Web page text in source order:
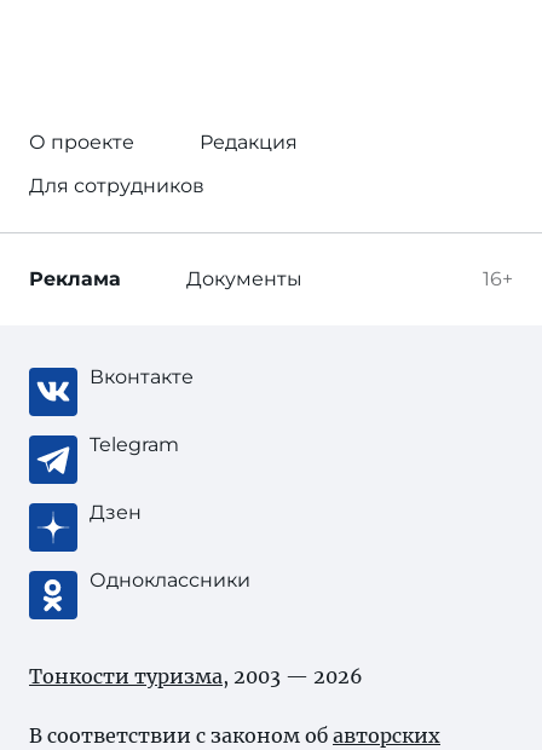
О проекте
Редакция
Для сотрудников
16+
Реклама Документы
Вконтакте
Telegram
Дзен
Одноклассники
Тонкости туризма, 2003 — 2026
В соответствии с законом об авторских